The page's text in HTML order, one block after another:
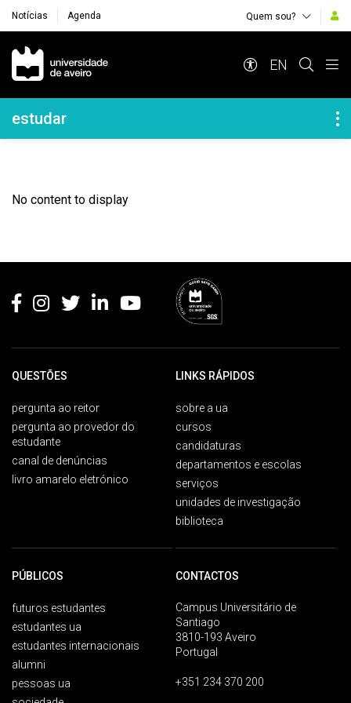
Notícias Agenda Quem sou?
Navegação Principal
EN
Navegação Lateral
estudar
No content to display
QUESTÕES
pergunta ao reitor
pergunta ao provedor do
estudante
canal de denúncias
livro amarelo eletrónico
LINKS RÁPIDOS
sobre a ua
cursos
candidaturas
departamentos e escolas
serviços
unidades de investigação
biblioteca
PÚBLICOS
futuros estudantes
estudantes ua
estudantes internacionais
alumni
pessoas ua
CONTACTOS
Campus Universitário de
Santiago
3810-193 Aveiro
Portugal
+351 234 370 200